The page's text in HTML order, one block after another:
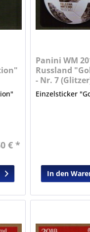
€ *
Panini WM
Russland
- Nr. 7
Einzelsticker
In den